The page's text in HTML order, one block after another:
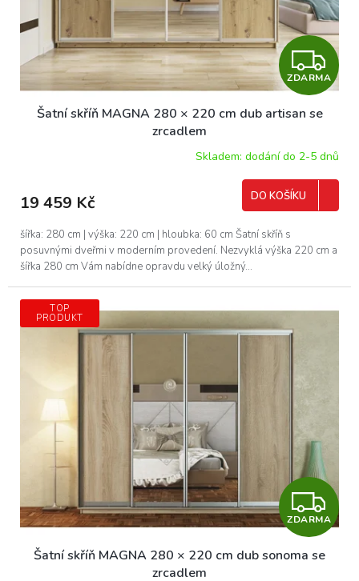
k
ů
Z
D
R
ZDARMA
Šatní skříň MAGNA 280 × 220 cm dub artisan se
zrcadlem
Skladem: dodání do 2-5 dnů
19 459 Kč DO KOŠÍKU
šířka: 280 cm | výška: 220 cm | hloubka: 60 cm Šatní skříň s
posuvnými dveřmi v moderním provedení. Nezvyklá výška 220 cm a
šířka 280 cm Vám nabídne opravdu velký úložný...
TOP
PRODUKT
Z
D
A
ZDARMA
Šatní skříň MAGNA 280 × 220 cm dub sonoma se
zrcadlem